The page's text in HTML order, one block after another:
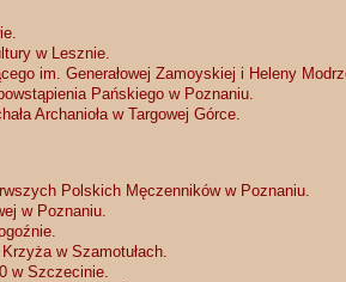
w Lesznie.
im. Generałowej Zamoyskiej i Heleny
Pańskiego w Poznaniu.
Archanioła w Targowej Górce.
Polskich Męczenników w Poznaniu.
w Poznaniu.
w Szamotułach.
w Szczecinie.